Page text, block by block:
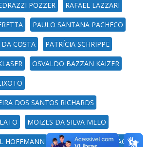
POZZER RAFAEL LAZZARI
PAULO SANTANA PACHECO
COSTA PATRÍCIA SCHRIPPE
OSVALDO BAZZAN KAIZER
DOS SANTOS RICHARDS
MOIZES DA SILVA MELO
HOFFMANN MARIA HELENA RIGAO